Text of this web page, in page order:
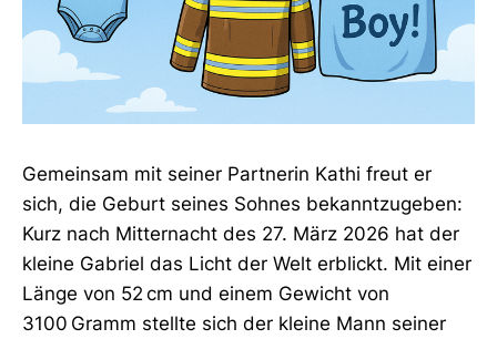
Gemeinsam mit seiner Partnerin Kathi freut er
sich, die Geburt seines Sohnes bekanntzugeben:
Kurz nach Mitternacht des 27. März 2026 hat der
kleine Gabriel das Licht der Welt erblickt. Mit einer
Länge von 52 cm und einem Gewicht von
3100 Gramm stellte sich der kleine Mann seiner